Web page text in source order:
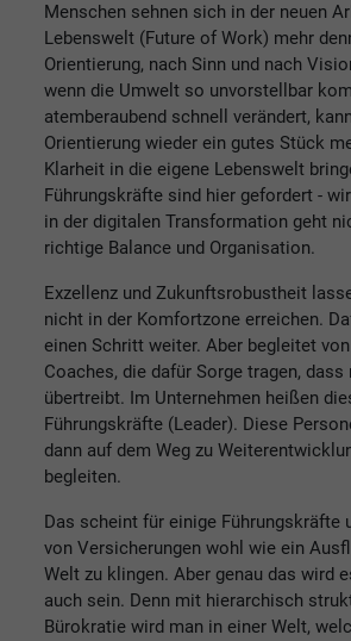
Menschen sehnen sich in der neuen
Lebenswelt (Future of Work) mehr
Orientierung, nach Sinn und nach
wenn die Umwelt so unvorstellbar
atemberaubend schnell verändert,
Orientierung wieder ein gutes Stück
Klarheit in die eigene Lebenswelt
Führungskräfte sind hier gefordert -
in der digitalen Transformation geht
richtige Balance und Organisation.
Exzellenz und Zukunftsrobustheit
nicht in der Komfortzone erreichen.
einen Schritt weiter. Aber begleitet
Coaches, die dafür Sorge tragen,
übertreibt. Im Unternehmen heißen
Führungskräfte (Leader). Diese
dann auf dem Weg zu
begleiten.
Das scheint für einige Führungskräfte
von Versicherungen wohl wie ein
Welt zu klingen. Aber genau das wird
auch sein. Denn mit hierarchisch
Bürokratie wird man in einer Welt,